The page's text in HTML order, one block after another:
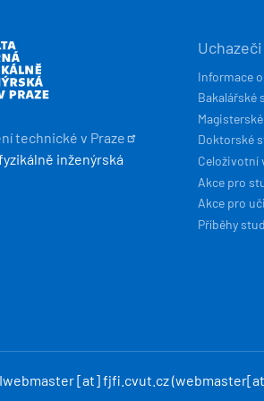
Uchazeči
Informace
Bakalářské
Doktorské
Celoživotní
Akce pro
Akce pro
Příběhy
technické v Praze
inženýrská
webmaster[at]fjfi cvut cz